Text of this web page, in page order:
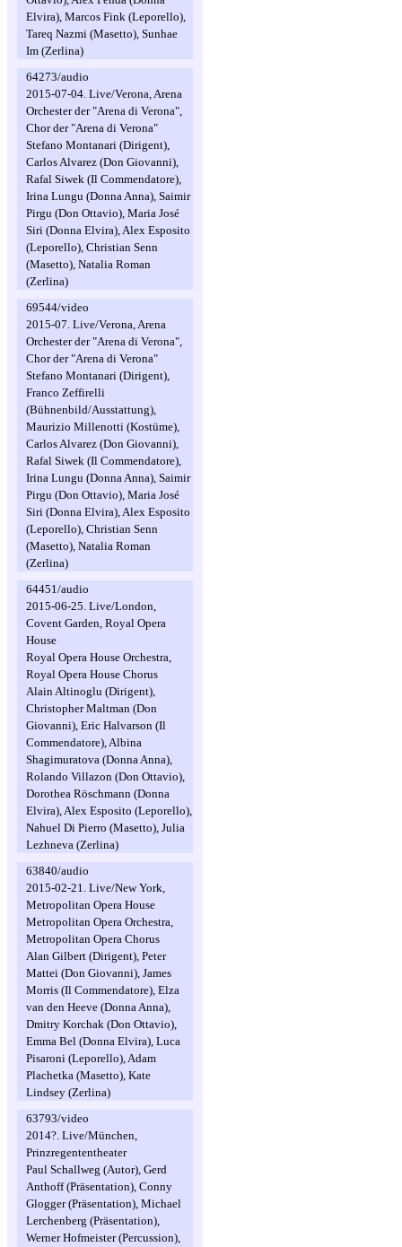
Elvira), Marcos Fink (Leporello),
Tareq Nazmi (Masetto), Sunhae
Im (Zerlina)
64273/audio
2015-07-04. Live/Verona, Arena
Orchester der "Arena di Verona",
Chor der "Arena di Verona"
Stefano Montanari (Dirigent),
Carlos Alvarez (Don Giovanni),
Rafal Siwek (Il Commendatore),
Irina Lungu (Donna Anna), Saimir
Pirgu (Don Ottavio), Maria José
Siri (Donna Elvira), Alex Esposito
(Leporello), Christian Senn
(Masetto), Natalia Roman
(Zerlina)
69544/video
2015-07. Live/Verona, Arena
Orchester der "Arena di Verona",
Chor der "Arena di Verona"
Stefano Montanari (Dirigent),
Franco Zeffirelli
(Bühnenbild/Ausstattung),
Maurizio Millenotti (Kostüme),
Carlos Alvarez (Don Giovanni),
Rafal Siwek (Il Commendatore),
Irina Lungu (Donna Anna), Saimir
Pirgu (Don Ottavio), Maria José
Siri (Donna Elvira), Alex Esposito
(Leporello), Christian Senn
(Masetto), Natalia Roman
(Zerlina)
64451/audio
2015-06-25. Live/London,
Covent Garden, Royal Opera
House
Royal Opera House Orchestra,
Royal Opera House Chorus
Alain Altinoglu (Dirigent),
Christopher Maltman (Don
Giovanni), Eric Halvarson (Il
Commendatore), Albina
Shagimuratova (Donna Anna),
Rolando Villazon (Don Ottavio),
Dorothea Röschmann (Donna
Elvira), Alex Esposito (Leporello),
Nahuel Di Pierro (Masetto), Julia
Lezhneva (Zerlina)
63840/audio
2015-02-21. Live/New York,
Metropolitan Opera House
Metropolitan Opera Orchestra,
Metropolitan Opera Chorus
Alan Gilbert (Dirigent), Peter
Mattei (Don Giovanni), James
Morris (Il Commendatore), Elza
van den Heeve (Donna Anna),
Dmitry Korchak (Don Ottavio),
Emma Bel (Donna Elvira), Luca
Pisaroni (Leporello), Adam
Plachetka (Masetto), Kate
Lindsey (Zerlina)
63793/video
2014?. Live/München,
Prinzregententheater
Paul Schallweg (Autor), Gerd
Anthoff (Präsentation), Conny
Glogger (Präsentation), Michael
Lerchenberg (Präsentation),
Werner Hofmeister (Percussion),